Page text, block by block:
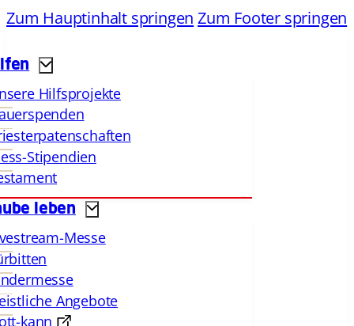
Zum Hauptinhalt springen Zum Footer springen
Hilfsprojekte
Stipendien
leben
Messe
Angebote
kann